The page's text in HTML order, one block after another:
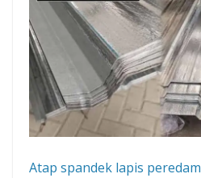
Atap spandek lapis peredam